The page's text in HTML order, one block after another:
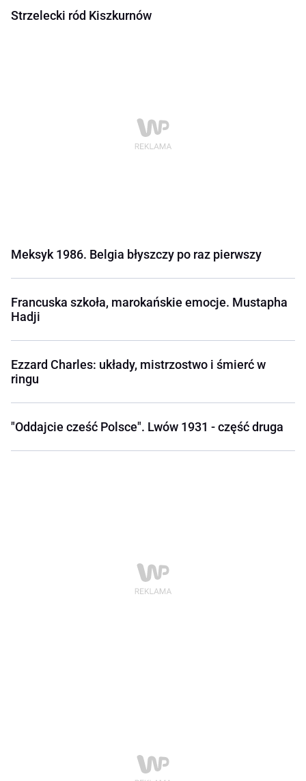
Strzelecki ród Kiszkurnów
Meksyk 1986. Belgia błyszczy po raz pierwszy
Francuska szkoła, marokańskie emocje. Mustapha
Hadji
Ezzard Charles: układy, mistrzostwo i śmierć w
ringu
"Oddajcie cześć Polsce". Lwów 1931 - część druga